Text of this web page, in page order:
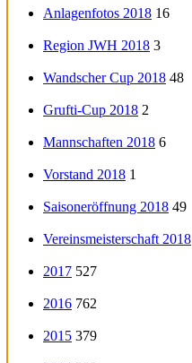
Anlagenfotos 2018 16
Region JWH 2018 3
Wandscher Cup 2018 48
Grufti-Cup 2018 2
Mannschaften 2018 6
Vorstand 2018 1
Saisoneröffnung 2018 49
Vereinsmeisterschaft 2018
2017 527
2016 762
2015 379